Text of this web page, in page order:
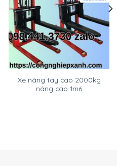
Xe nâng tay cao 2000kg
nâng cao 1m6